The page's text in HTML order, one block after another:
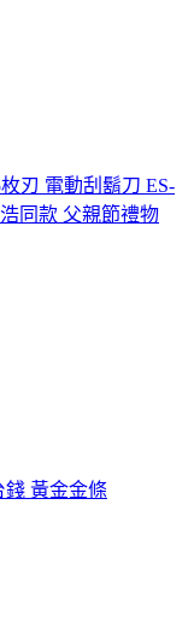
刃 電動刮鬍刀 ES-
同款 父親節禮物
錢 黃金金條